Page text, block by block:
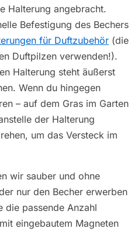
Halterung angebracht.
Befestigung des Bechers
für Duftzubehör (die
Duftpilzen verwenden!).
Halterung steht äußerst
Wenn du hingegen
– auf dem Gras im Garten
der Halterung
um das Versteck im
wir sauber und ohne
nur den Becher erwerben
die passende Anzahl
eingebautem Magneten